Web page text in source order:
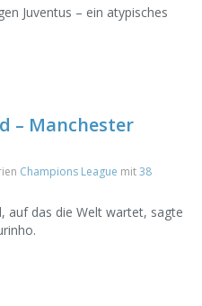
Juventus – ein atypisches
– Manchester
Champions League mit38
auf das die Welt wartet, sagte